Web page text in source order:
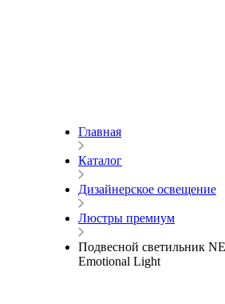
Главная
Каталог
Дизайнерское освещение
Люстры премиум
Подвесной светильник
Emotional Light